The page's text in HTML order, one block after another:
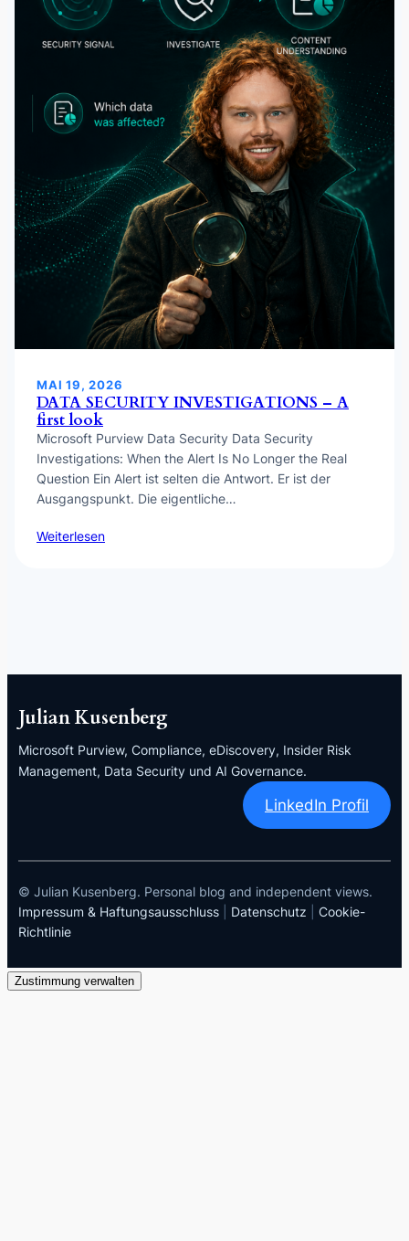
MAI 19, 2026
DATA SECURITY INVESTIGATIONS – A
first look
Microsoft Purview Data Security Data Security
Investigations: When the Alert Is No Longer the Real
Question Ein Alert ist selten die Antwort. Er ist der
Ausgangspunkt. Die eigentliche…
Weiterlesen
Julian Kusenberg
Microsoft Purview, Compliance, eDiscovery, Insider Risk
Management, Data Security und AI Governance.
LinkedIn Profil
© Julian Kusenberg. Personal blog and independent views.
Impressum & Haftungsausschluss
Datenschutz
Cookie-
Richtlinie
Zustimmung verwalten